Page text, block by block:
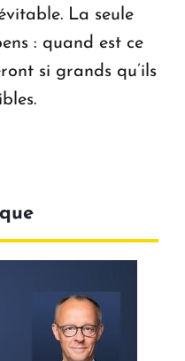
La seule
: quand est ce
si grands qu’ils